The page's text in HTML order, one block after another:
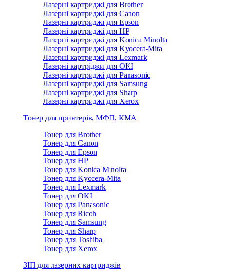
Лазерні картриджі для Brother
Лазерні картриджі для Canon
Лазерні картриджі для Epson
Лазерні картриджі для HP
Лазерні картриджі для Konica Minolta
Лазерні картриджі для Kyocera-Mita
Лазерні картриджі для Lexmark
Лазерні картріджи для OKI
Лазерні картриджі для Panasonic
Лазерні картриджі для Samsung
Лазерні картриджі для Sharp
Лазерні картриджі для Xerox
Тонер для принтерів, МФП, КМА
Тонер для Brother
Тонер для Canon
Тонер для Epson
Тонер для HP
Тонер для Konica Minolta
Тонер для Kyocera-Mita
Тонер для Lexmark
Тонер для OKI
Тонер для Panasonic
Тонер для Ricoh
Тонер для Samsung
Тонер для Sharp
Тонер для Toshiba
Тонер для Xerox
ЗІП для лазерних картриджів